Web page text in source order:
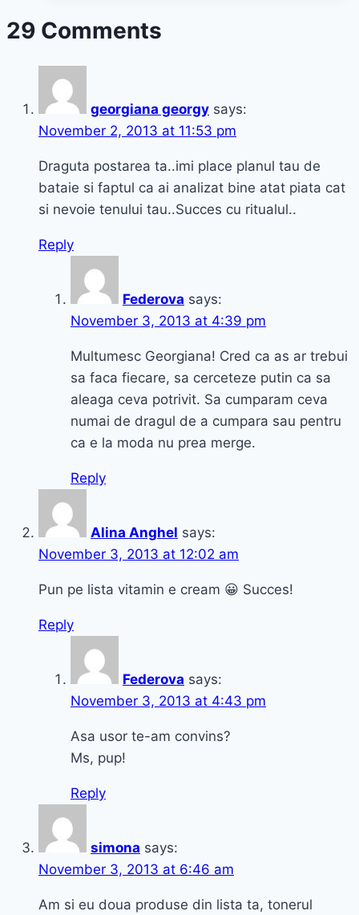
29 Comments
georgiana georgy says:
November 2, 2013 at 11:53 pm
Draguta postarea ta..imi place planul tau de
bataie si faptul ca ai analizat bine atat piata cat
si nevoie tenului tau..Succes cu ritualul..
Reply
Federova says:
November 3, 2013 at 4:39 pm
Multumesc Georgiana! Cred ca as ar trebui
sa faca fiecare, sa cerceteze putin ca sa
aleaga ceva potrivit. Sa cumparam ceva
numai de dragul de a cumpara sau pentru
ca e la moda nu prea merge.
Reply
Alina Anghel says:
November 3, 2013 at 12:02 am
Pun pe lista vitamin e cream 😀 Succes!
Reply
Federova says:
November 3, 2013 at 4:43 pm
Asa usor te-am convins?
Ms, pup!
Reply
simona says:
November 3, 2013 at 6:46 am
Am si eu doua produse din lista ta, tonerul